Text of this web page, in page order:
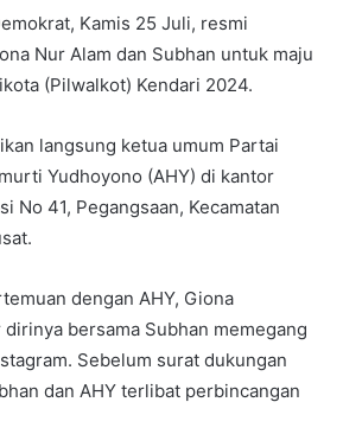
Kamis 25 Juli, resmi
Nur Alam dan Subhan untuk maju
(Pilwalkot) Kendari 2024.
langsung ketua umum Partai
Yudhoyono (AHY) di kantor
No 41, Pegangsaan, Kecamatan
dengan AHY, Giona
bersama Subhan memegang
Sebelum surat dukungan
dan AHY terlibat perbincangan